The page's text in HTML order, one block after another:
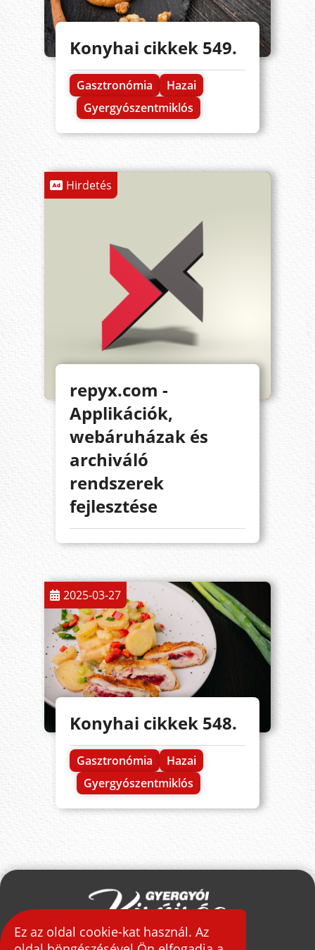
Konyhai cikkek 549.
Gasztronómia
Hazai
Gyergyószentmiklós
Hirdetés
repyx.com -
Applikációk,
webáruházak és
archiváló
rendszerek
fejlesztése
2025-03-27
Konyhai cikkek 548.
Gasztronómia
Hazai
Gyergyószentmiklós
Ez az oldal cookie-kat használ. Az